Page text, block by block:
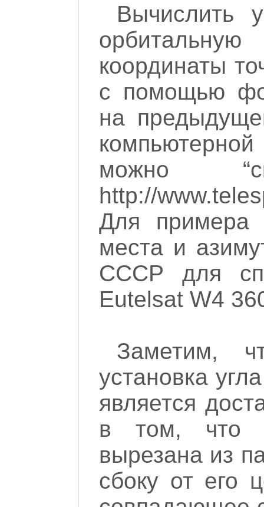
Вычислить
координаты
с помощью
на
можно
http://
Для примера
места и
СССР для
Eutelsat W4
Заметим,
установка
является
в том, что
вырезана из
сбоку от его